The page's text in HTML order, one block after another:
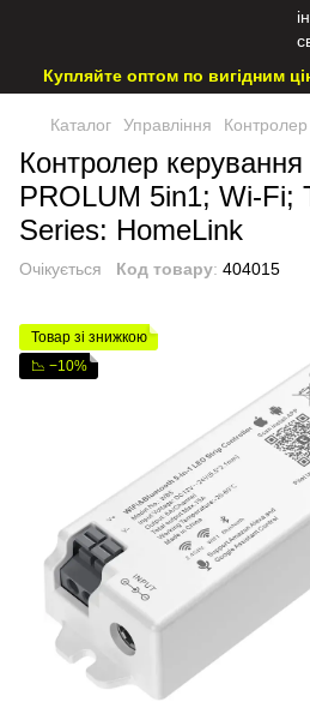
Купляйте оптом по вигідним
Каталог Управління
Контролер керування
PROLUM 5in1; Wi-Fi;
Series: HomeLink
Очікується Код товару: 404015
Товар зі знижкою
📉 −10%